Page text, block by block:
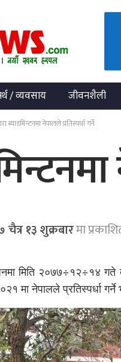
/ व्यवसाय जीवनशैली
ब्याडमिन्टनमा नेपालले प्रतिस्पर्धा गर्ने
१३ शुक्रबारमा
मिति २०७७÷१२÷१४
मा नेपालले प्रतिस्पर्धा